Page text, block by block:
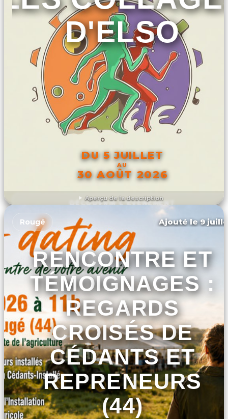
Aperçu de la description
D'ELSO
DU 5 JUILLET
AU
30 AOÛT 2026
DÉCOUVRIR L'ÉVÉNEMENT
Rougé Ajouté le 9
RENCONTRE ET
TÉMOIGNAGES :
REGARDS
CROISÉS DE
CÉDANTS ET
REPRENEURS
(44)